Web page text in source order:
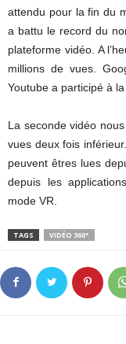
attendu pour la fin du
a battu le record du
plateforme vidéo. A
millions de vues.
Youtube a participé à
La seconde vidéo
vues deux fois
peuvent êtres lues
depuis les
mode VR.
TAGS VIDÉO 360°